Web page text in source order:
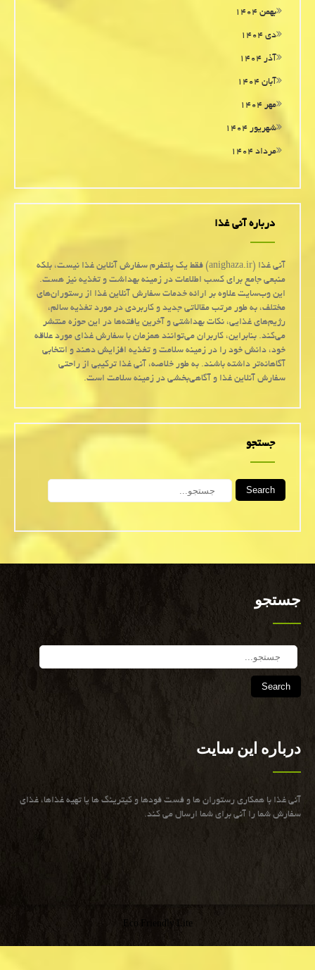
بهمن ۱۴۰۴
دی ۱۴۰۴
آذر ۱۴۰۴
آبان ۱۴۰۴
مهر ۱۴۰۴
شهریور ۱۴۰۴
مرداد ۱۴۰۴
درباره آنی غذا
آنی غذا (anighaza.ir) فقط یک پلتفرم سفارش آنلاین غذا نیست، بلکه
منبعی جامع برای کسب اطلاعات در زمینه بهداشت و تغذیه نیز هست.
این وب‌سایت علاوه بر ارائه خدمات سفارش آنلاین غذا از رستوران‌های
مختلف، به طور مرتب مقالاتی جدید و کاربردی در مورد تغذیه سالم،
رژیم‌های غذایی، نکات بهداشتی و آخرین یافته‌ها در این حوزه منتشر
می‌کند. بنابراین، کاربران می‌توانند همزمان با سفارش غذای مورد علاقه
خود، دانش خود را در زمینه سلامت و تغذیه افزایش دهند و انتخابی
آگاهانه‌تر داشته باشند. به طور خلاصه، آنی غذا ترکیبی از راحتی
سفارش آنلاین غذا و آگاهی‌بخشی در زمینه سلامت است.
جستجو
Search
جستجو
درباره این سایت
آنی غذا با همكاری رستوران ها و فست فودها و كیترینگ ها یا تهیه غذاها، غذای
سفارش شما را آنی برای شما ارسال می كند.
Eco Friendly Lite